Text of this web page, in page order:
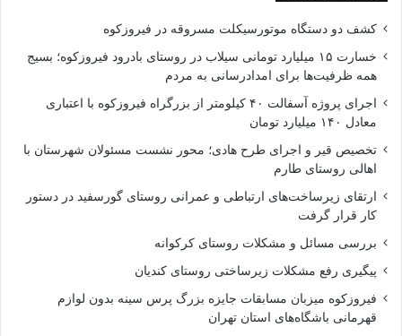
کشف دو دستگاه موتورسیکلت مسروقه در فیروزکوه
خسارت ۱۵ میلیارد تومانی سیلاب در روستای بادرود فیروزکوه؛ بسیج
همه ظرفیت‌ها برای امدادرسانی به مردم
اجرای پروژه آسفالت ۴۰ کیلومتر از بزرگراه فیروزکوه با اعتباری
معادل ۱۴۰ میلیارد تومان
تخصیص قیر و اجرای طرح هادی؛ محور نشست مسئولان شهرستان با
اهالی روستای طارم
ارتقای زیرساخت‌های ارتباطی و عمرانی روستای گورسفید در دستور
کار قرار گرفت
بررسی مسائل و مشکلات روستای کرکوانه
پیگیری رفع مشکلات زیرساختی روستای کندیان
فیروزکوه میزبان مسابقات جایزه بزرگ پرس سینه بدون لوازم
قهرمانی باشگاه‌های استان تهران